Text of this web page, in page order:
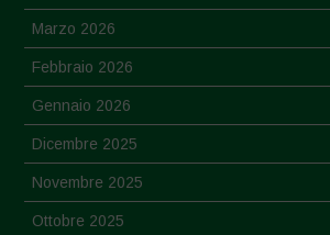
Marzo 2026
Febbraio 2026
Gennaio 2026
Dicembre 2025
Novembre 2025
Ottobre 2025